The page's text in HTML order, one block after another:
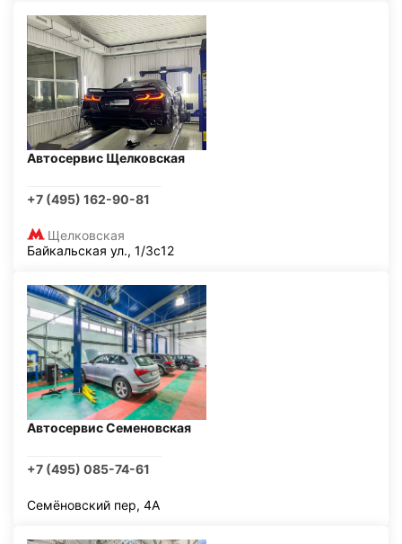
Автосервис Щелковская
+7 (495) 162-90-81
Щелковская
Байкальская ул., 1/3с12
Автосервис Семеновская
+7 (495) 085-74-61
Семёновский пер, 4А